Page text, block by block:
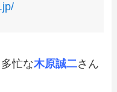
忙な木原誠二さん